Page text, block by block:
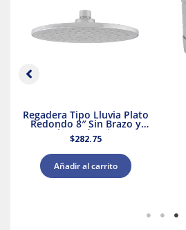
Regadera Tipo Lluvia Plato
Redondo 8″ Sin Brazo y
Chapetón Dica
$282.75
Añadir al carrito